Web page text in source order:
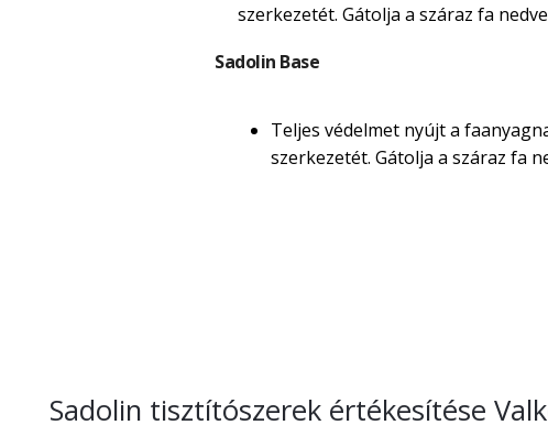
szerkezetét. Gátolja a száraz fa
Sadolin Base
Teljes védelmet nyújt a
szerkezetét. Gátolja a száraz fa
Sadolin tisztítószerek értékesítése